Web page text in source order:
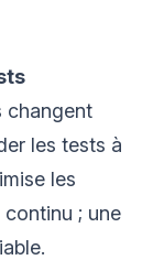
changent
les tests à
les
; une